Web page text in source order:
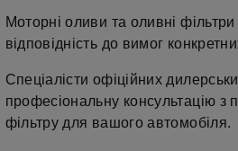
Моторні оливи та оливні
відповідність до вимог
Спеціалісти офіційних
професіональну консультацію
фільтру для вашого автомобіля.